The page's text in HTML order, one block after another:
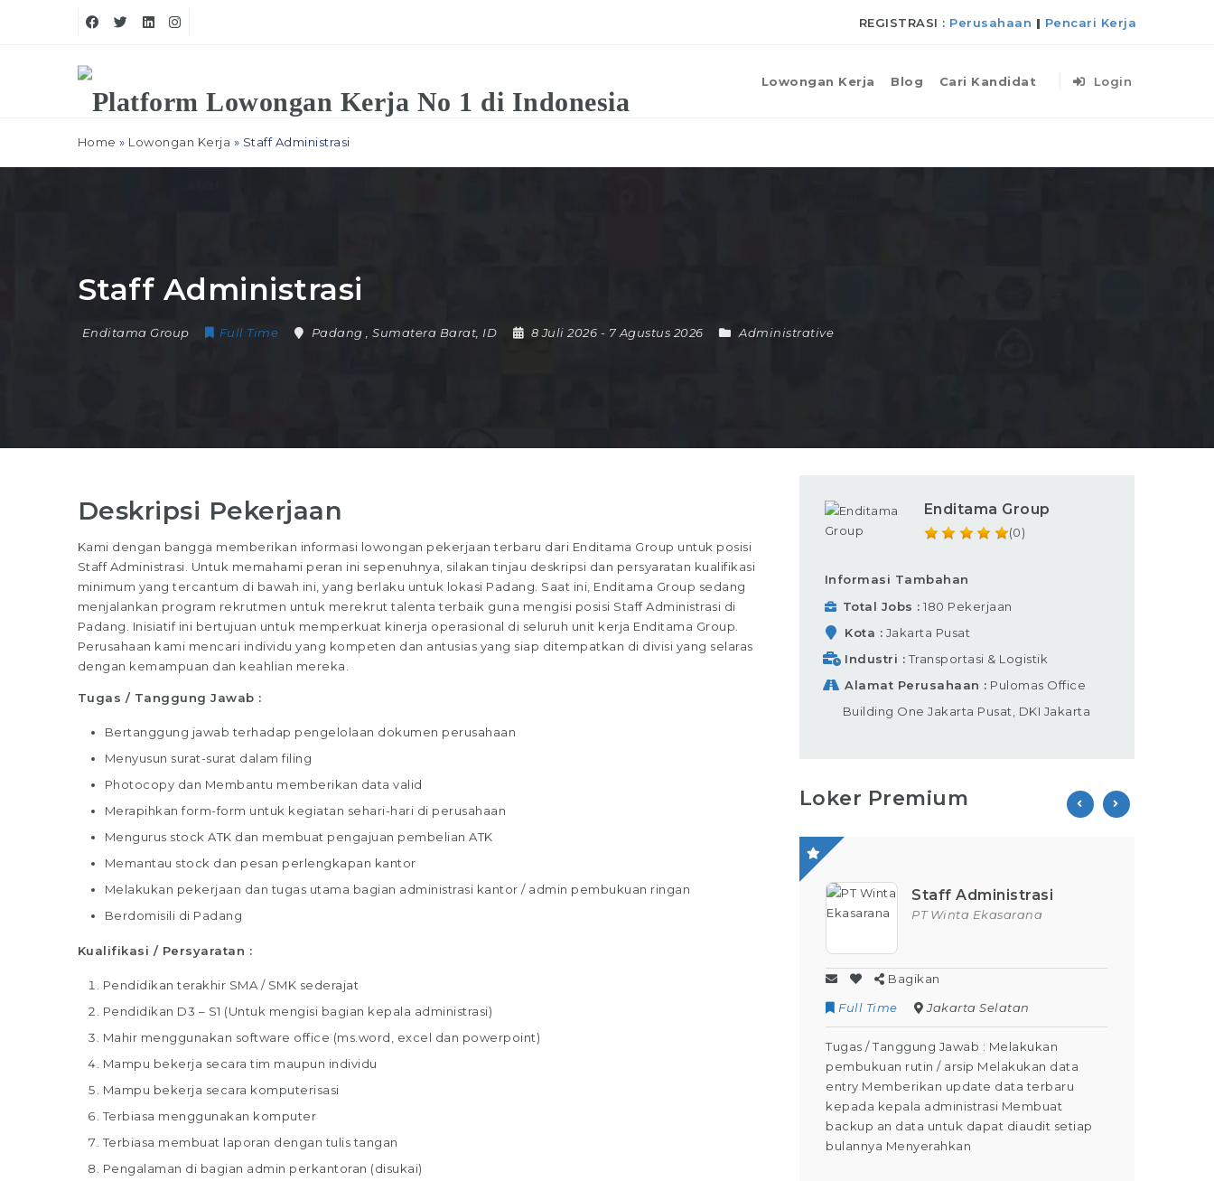
REGISTRASI : Perusahaan | Pencari Kerja
Lowongan Kerja Blog Cari Kandidat Login
Home » Lowongan Kerja » Staff Administrasi
Staff Administrasi
Enditama Group Full Time Padang ,Sumatera Barat ID 8 Juli 2026 - 7 Agustus 2026 Administrative
Deskripsi Pekerjaan
Kami dengan bangga memberikan informasi lowongan pekerjaan terbaru dari Enditama Group untuk posisi
Staff Administrasi. Untuk memahami peran ini sepenuhnya, silakan tinjau deskripsi dan persyaratan kualifikasi
minimum yang tercantum di bawah ini, yang berlaku untuk lokasi Padang. Saat ini, Enditama Group sedang
menjalankan program rekrutmen untuk merekrut talenta terbaik guna mengisi posisi Staff Administrasi di
Padang. Inisiatif ini bertujuan untuk memperkuat kinerja operasional di seluruh unit kerja Enditama Group.
Perusahaan kami mencari individu yang kompeten dan antusias yang siap ditempatkan di divisi yang selaras
dengan kemampuan dan keahlian mereka.
Tugas / Tanggung Jawab :
Bertanggung jawab terhadap pengelolaan dokumen perusahaan
Menyusun surat-surat dalam filing
Photocopy dan Membantu memberikan data valid
Merapihkan form-form untuk kegiatan sehari-hari di perusahaan
Mengurus stock ATK dan membuat pengajuan pembelian ATK
Memantau stock dan pesan perlengkapan kantor
Melakukan pekerjaan dan tugas utama bagian administrasi kantor / admin pembukuan ringan
Berdomisili di Padang
Kualifikasi / Persyaratan :
Pendidikan terakhir SMA / SMK sederajat
Pendidikan D3 – S1 (Untuk mengisi bagian kepala administrasi)
Mahir menggunakan software office (ms.word, excel dan powerpoint)
Mampu bekerja secara tim maupun individu
Mampu bekerja secara komputerisasi
Terbiasa menggunakan komputer
Terbiasa membuat laporan dengan tulis tangan
Pengalaman di bagian admin perkantoran (disukai)
Enditama Group
(0)
Informasi Tambahan
Total Jobs
180 Pekerjaan
Kota
Jakarta Pusat
Industri
Transportasi & Logistik
Alamat Perusahaan
Pulomas Office
Building One Jakarta Pusat, DKI Jakarta
Loker Premium
Staff Packaging
Tugas / Tanggung Jawab : Melakukan
Staff Administrasi
PT Winta Ekasarana
Bagikan
Full Time
Jakarta Selatan
Tugas / Tanggung Jawab : Melakukan
pembukuan rutin / arsip Melakukan data
entry Memberikan update data terbaru
kepada kepala administrasi Membuat
backup an data untuk dapat diaudit setiap
bulannya Menyerahkan